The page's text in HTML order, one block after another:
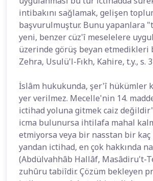
intibakını sağlamak, gelişen
başvurulmuştur. Bunu yapanlara
yeni, benzer cüz'î meselelere
üzerinde görüş beyan etmedikleri
Zehra, Usulü'l-Fıkh, Kahire, t.y., s.
İslâm hukukunda, şer'î hükümler
yer verilmez. Mecelle'nin 14.
ictihad yoluna gitmek caiz
icma bulunursa ihtilafa mahal
etmiyorsa veya bir nasstan bir
yandan ictihad, en çok hakkında
(Abdülvahhâb Hallâf, Masâdiru't-
zuhûru tabiîdir. Çözüm bekleyen